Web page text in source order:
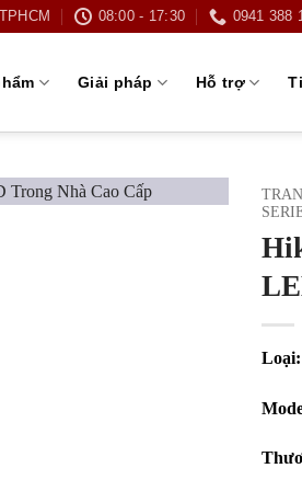
08:00 - 17:30 0941 388
Giải pháp Hỗ trợ
Loại: